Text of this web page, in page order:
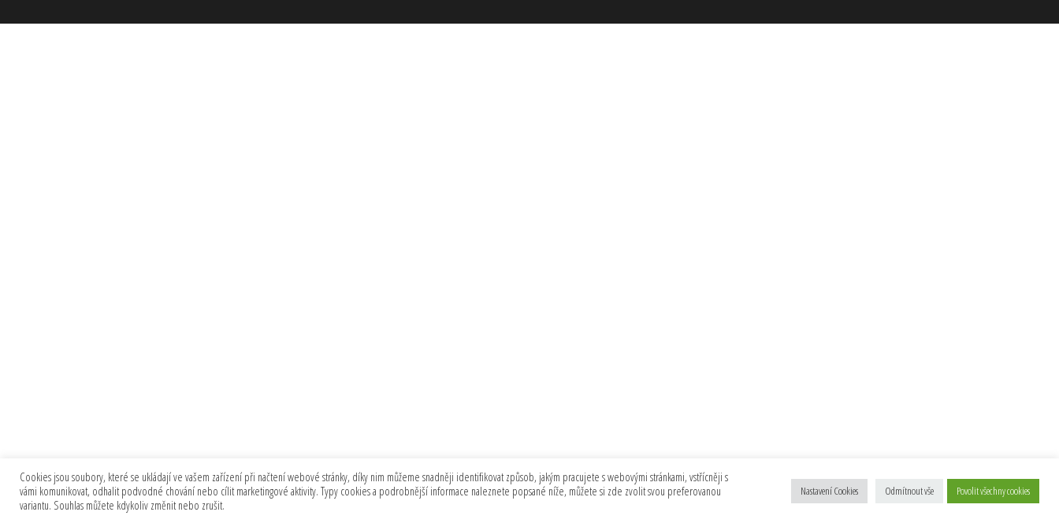
Cookies jsou soubory, které se ukládají ve vašem zařízení při načtení webové stránky, díky nim můžeme snadněji identifikovat způsob, jakým pracujete s webovými stránkami, vstřícněji s
vámi komunikovat, odhalit podvodné chování nebo cílit marketingové aktivity. Typy cookies a podrobnější informace naleznete popsané níže, můžete si zde zvolit svou preferovanou
variantu. Souhlas můžete kdykoliv změnit nebo zrušit.
Nastavení Cookies Odmítnout vše Povolit všechny cookies